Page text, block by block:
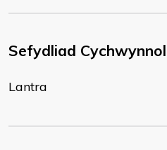
Sefydliad Cychwynnol
Lantra